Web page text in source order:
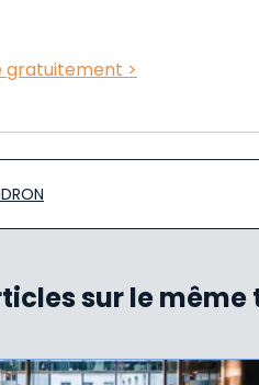
gratuitement >
sur le même